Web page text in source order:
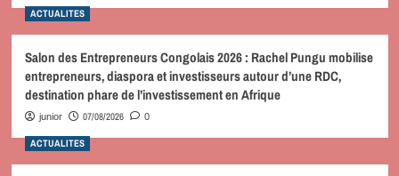
ACTUALITES
Salon des Entrepreneurs Congolais 2026 : Rachel Pungu mobilise
entrepreneurs, diaspora et investisseurs autour d’une RDC,
destination phare de l’investissement en Afrique
junior 07/08/2026 0
ACTUALITES